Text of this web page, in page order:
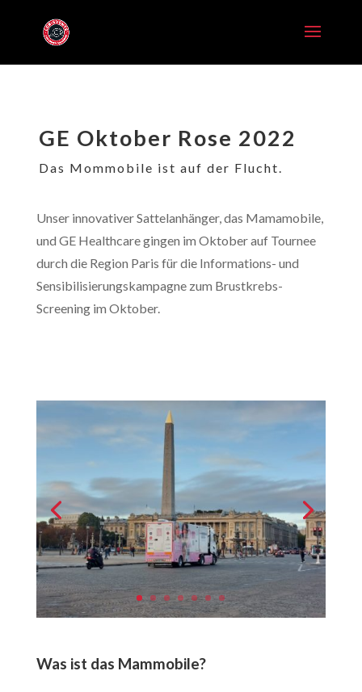
GE Oktober Rose 2022
Das Mommobile ist auf der Flucht.
Unser innovativer Sattelanhänger, das Mamamobile,
und GE Healthcare gingen im Oktober auf Tournee
durch die Region Paris für die Informations- und
Sensibilisierungskampagne zum Brustkrebs-
Screening im Oktober.
Was ist das Mammobile?